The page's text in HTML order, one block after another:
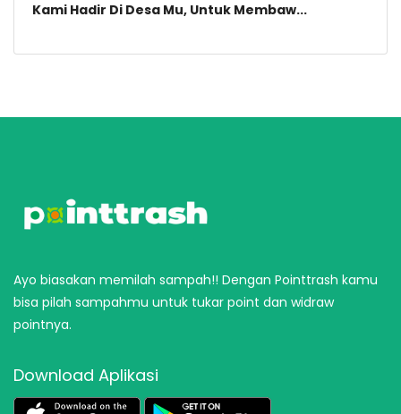
Kami Hadir Di Desa Mu, Untuk Membaw...
Ayo biasakan memilah sampah!! Dengan Pointtrash kamu
bisa pilah sampahmu untuk tukar point dan widraw
pointnya.
Download Aplikasi